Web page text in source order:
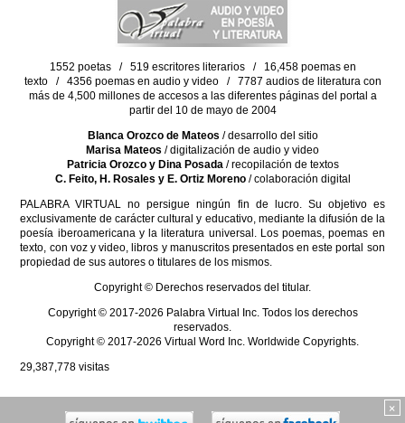
×
1552 poetas / 519 escritores literarios / 16,458 poemas en
texto / 4356 poemas en audio y video / 7787 audios de literatura con
más de 4,500 millones de accesos a las diferentes páginas del portal a
partir del 10 de mayo de 2004
Blanca Orozco de Mateos / desarrollo del sitio
Marisa Mateos / digitalización de audio y video
Patricia Orozco y Dina Posada/ recopilación de textos
C. Feito, H. Rosales y E. Ortiz Moreno/ colaboración digital
PALABRA VIRTUAL no persigue ningún fin de lucro. Su objetivo es
exclusivamente de carácter cultural y educativo, mediante la difusión de la
poesía iberoamericana y la literatura universal. Los poemas, poemas en
texto, con voz y video, libros y manuscritos presentados en este portal son
propiedad de sus autores o titulares de los mismos.
Copyright © Derechos reservados del titular.
Copyright © 2017-2026 Palabra Virtual Inc. Todos los derechos
reservados.
Copyright © 2017-2026 Virtual Word Inc. Worldwide Copyrights.
29,387,778 visitas